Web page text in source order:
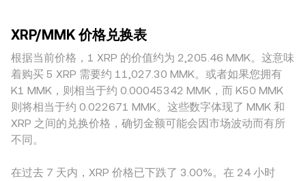
金）、以及跨平台订单流的不平衡，都会对短线价格形成推
拉，叠加上述基本面与宏观因素，塑造最终的 XRP/MMK
conversion rate。
DEX与AMM功能，可通过恒定乘积做市公式 x × y = k 提供报
价，其中x、y分别为池中两种资产数量，价格近似为 y/x；当
流动性不对称或大额交易冲击池子时，AMM价格会向新的均衡
移动，并与集中式订单簿价格共同影响 XRP/MMK conversion
rate。
更容易偏离。地域与监管差异也会带来溢价或折价：在对XRP
上架、合规或结算通道限制较多的市场，获得合规流动性的成
本更高，可能导致局部平台的报价与全球主流平台存在偏离。
对以MMK计价的报价而言，许多平台实际通过“XRP/USDT 与
USDT/MMK”的路径间接定价，USDT相对本地计价单位的轻微
溢折价（basis）会传导进最终的 XRP/MMK conversion
rate。跨平台套利能在一定程度上收敛价差，但受限于充提速
度、费用、通道可用性与风险限制，套利并非总能即时完全抹
对稳定但非完全相同的分布。
XRP/MMK 价格兑换表
根据当前价格，1 XRP 的价值约为 2,205.46 MMK。这意味
着购买 5 XRP 需要约 11,027.30 MMK。或者如果您拥有
K1 MMK，则相当于约 0.00045342 MMK，而 K50 MMK
则将相当于约 0.022671 MMK。这些数字体现了 MMK 和
XRP 之间的兑换价格，确切金额可能会因市场波动而有所
不同。
在过去 7 天内，XRP 价格已下跌了 3.00%。在 24 小时